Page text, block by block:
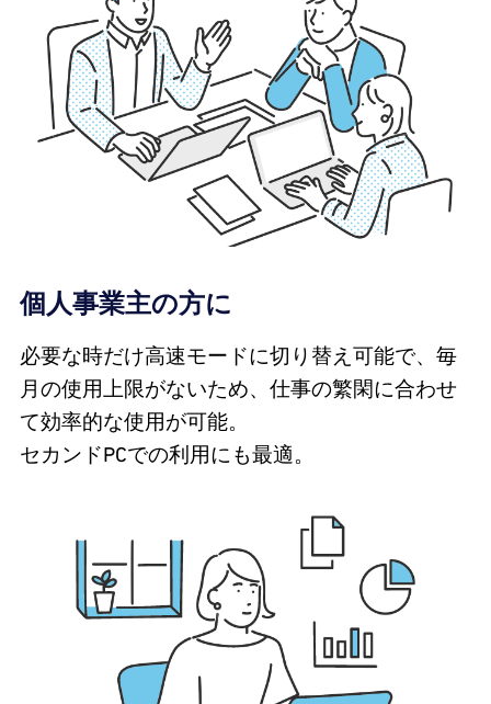
個人事業主の方に
必要な時だけ高速モードに切り替え可能で、毎
月の使用上限がないため、仕事の繁閑に合わせ
て効率的な使用が可能。
セカンドPCでの利用にも最適。